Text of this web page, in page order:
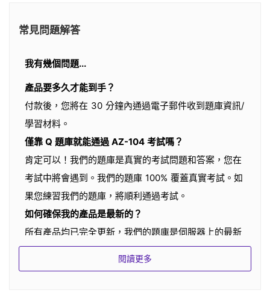
常見問題解答
我有幾個問題...
產品要多久才能到手？
付款後，您將在 30 分鐘內通過電子郵件收到題庫資訊/
學習材料。
僅靠 Q 題庫就能通過 AZ-104 考試嗎？
肯定可以！我們的題庫是真實的考試問題和答案，您在
考試中將會遇到。我們的題庫 100% 覆蓋真實考試。如
果您練習我們的題庫，將順利通過考試。
如何確保我的產品是最新的？
所有產品均已完全更新，我們的題庫是伺服器上的最新
版本。如果題庫有更新，我們的服務將通過電子郵件通
知您，伺服器也會在您練習題庫時提醒您。
閱讀更多